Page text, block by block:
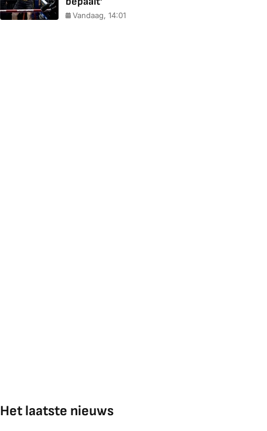
Vandaag, 14:01
Het laatste nieuws